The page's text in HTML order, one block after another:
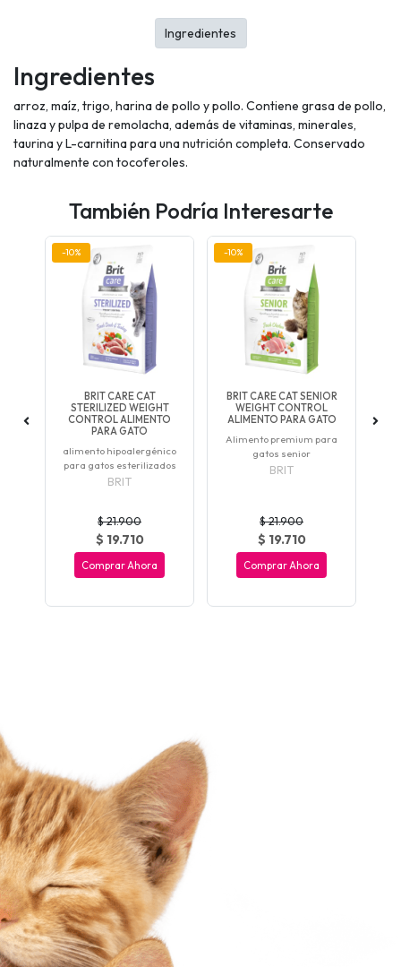
Ingredientes
arroz, maíz, trigo, harina de pollo y pollo. Contiene grasa de pollo,
linaza y pulpa de remolacha, además de vitaminas, minerales,
taurina y L-carnitina para una nutrición completa. Conservado
naturalmente con tocoferoles.
Ingredientes
También Podría Interesarte
-10%
BRIT CARE CAT
STERILIZED WEIGHT
CONTROL ALIMENTO
PARA GATO
alimento hipoalergénico
para gatos esterilizados
BRIT
$ 21.900
$ 19.710
Comprar Ahora
-10%
BRIT CARE CAT SENIOR
WEIGHT CONTROL
ALIMENTO PARA GATO
Alimento premium para
gatos senior
BRIT
$ 21.900
$ 19.710
Comprar Ahora